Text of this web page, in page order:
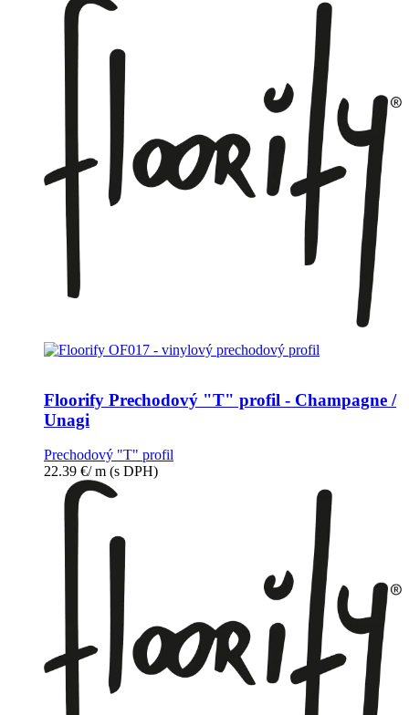
Floorify Prechodový "T" profil - Champagne /
Unagi
Prechodový "T" profil
22.39 €/ m (s DPH)